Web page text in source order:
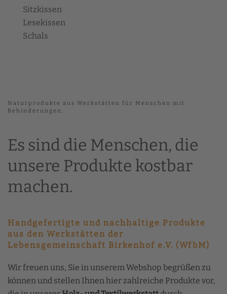
Sitzkissen
Lesekissen
Schals
Naturprodukte aus Werkstätten für Menschen mit
Behinderungen.
Es sind die Menschen, die
unsere Produkte kostbar
machen.
Handgefertigte und nachhaltige Produkte
aus den Werkstätten der
Lebensgemeinschaft Birkenhof e.V. (WfbM)
Wir freuen uns, Sie in unserem Webshop begrüßen zu
können und stellen Ihnen hier zahlreiche Produkte vor,